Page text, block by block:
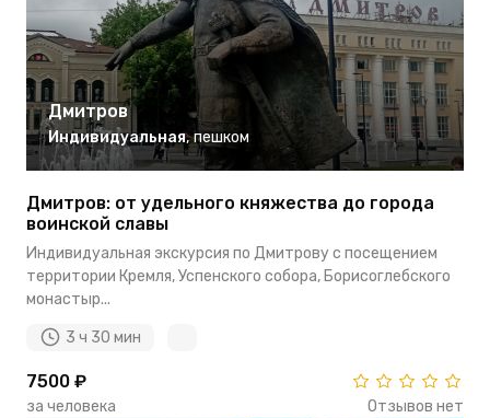
Дмитров
Индивидуальная, пешком
Дмитров: от удельного княжества до города
воинской славы
Индивидуальная экскурсия по Дмитрову с посещением
территории Кремля, Успенского собора, Борисоглебского
монастыр...
3 ч 30 мин
7500 ₽
за человека Отзывов нет